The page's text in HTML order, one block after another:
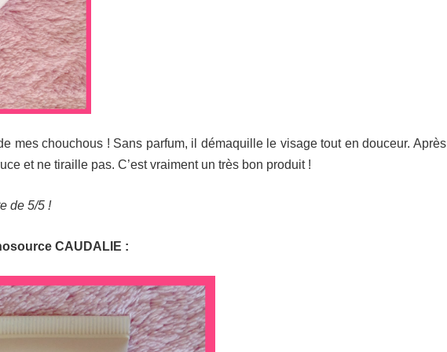
mes chouchous ! Sans parfum, il démaquille le visage tout en douceur. Après
et ne tiraille pas. C’est vraiment un très bon produit !
de 5/5 !
CAUDALIE :